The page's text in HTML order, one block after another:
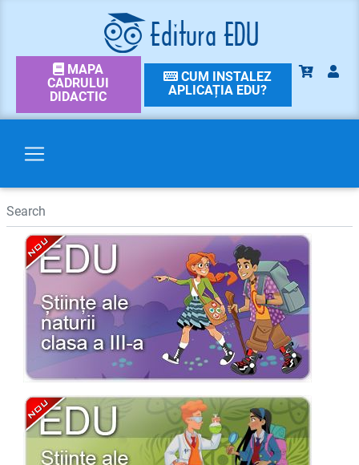
MAPA
CADRULUI
DIDACTIC
CUM INSTALEZ
APLICAȚIA EDU?